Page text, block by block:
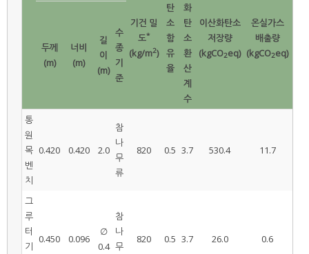
기건 밀
도*
(kg/m2)
탄
소
함
유
율
화
탄
소
환
산
계
수
이산화탄소
저장량
(kgCO2eq)
온실가스
배출량
(kgCO2eq)
두께
(m)
너비
(m)
길
이
(m)
수
종
기
준
통
원
목
벤
치
0.420 0.420 2.0
참
나
무
류
820 0.5 3.7 530.4 11.7
그
루
터
기
0.450 0.096
∅
0.4
참
나
무
820 0.5 3.7 26.0 0.6